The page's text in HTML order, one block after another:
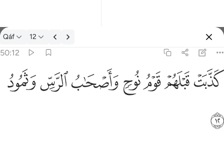
Tafsir: Qáf 50:12
Qáf 12
50:12
كذبت قبلهم قوم نوح واصحاب الرس وثمود ١٢
كَذَّبَتْ قَبْلَهُمْ قَوْمُ نُوحٍۢ وَأَصْحَـٰبُ ٱلرَّسِّ وَثَمُودُ ١٢
ﲫﲬﲭﲮﲯﲰﲱ
ﲲ